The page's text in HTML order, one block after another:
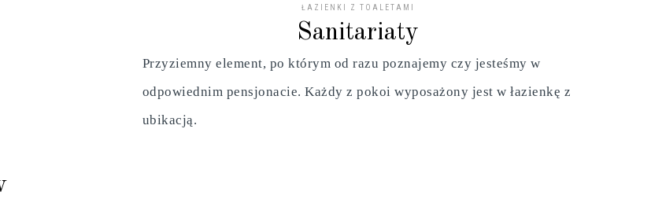
ŁAZIENKI Z TOALETAMI
Sanitariaty
Przyziemny element, po którym od razu poznajemy czy jesteśmy w
odpowiednim pensjonacie. Każdy z pokoi wyposażony jest w łazienkę z
ubikacją.